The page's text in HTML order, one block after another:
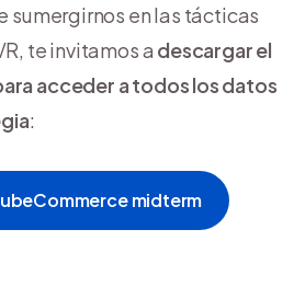
sumergirnos en las tácticas
te invitamos a descargar el
acceder a todos los datos
:
midterm